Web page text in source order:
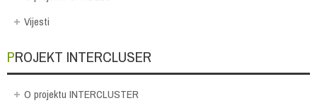
Vijesti
PROJEKT INTERCLUSER
O projektu INTERCLUSTER